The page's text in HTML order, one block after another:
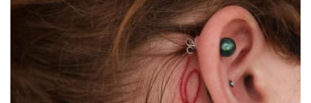
Virály
Sex a vztahy
Videa